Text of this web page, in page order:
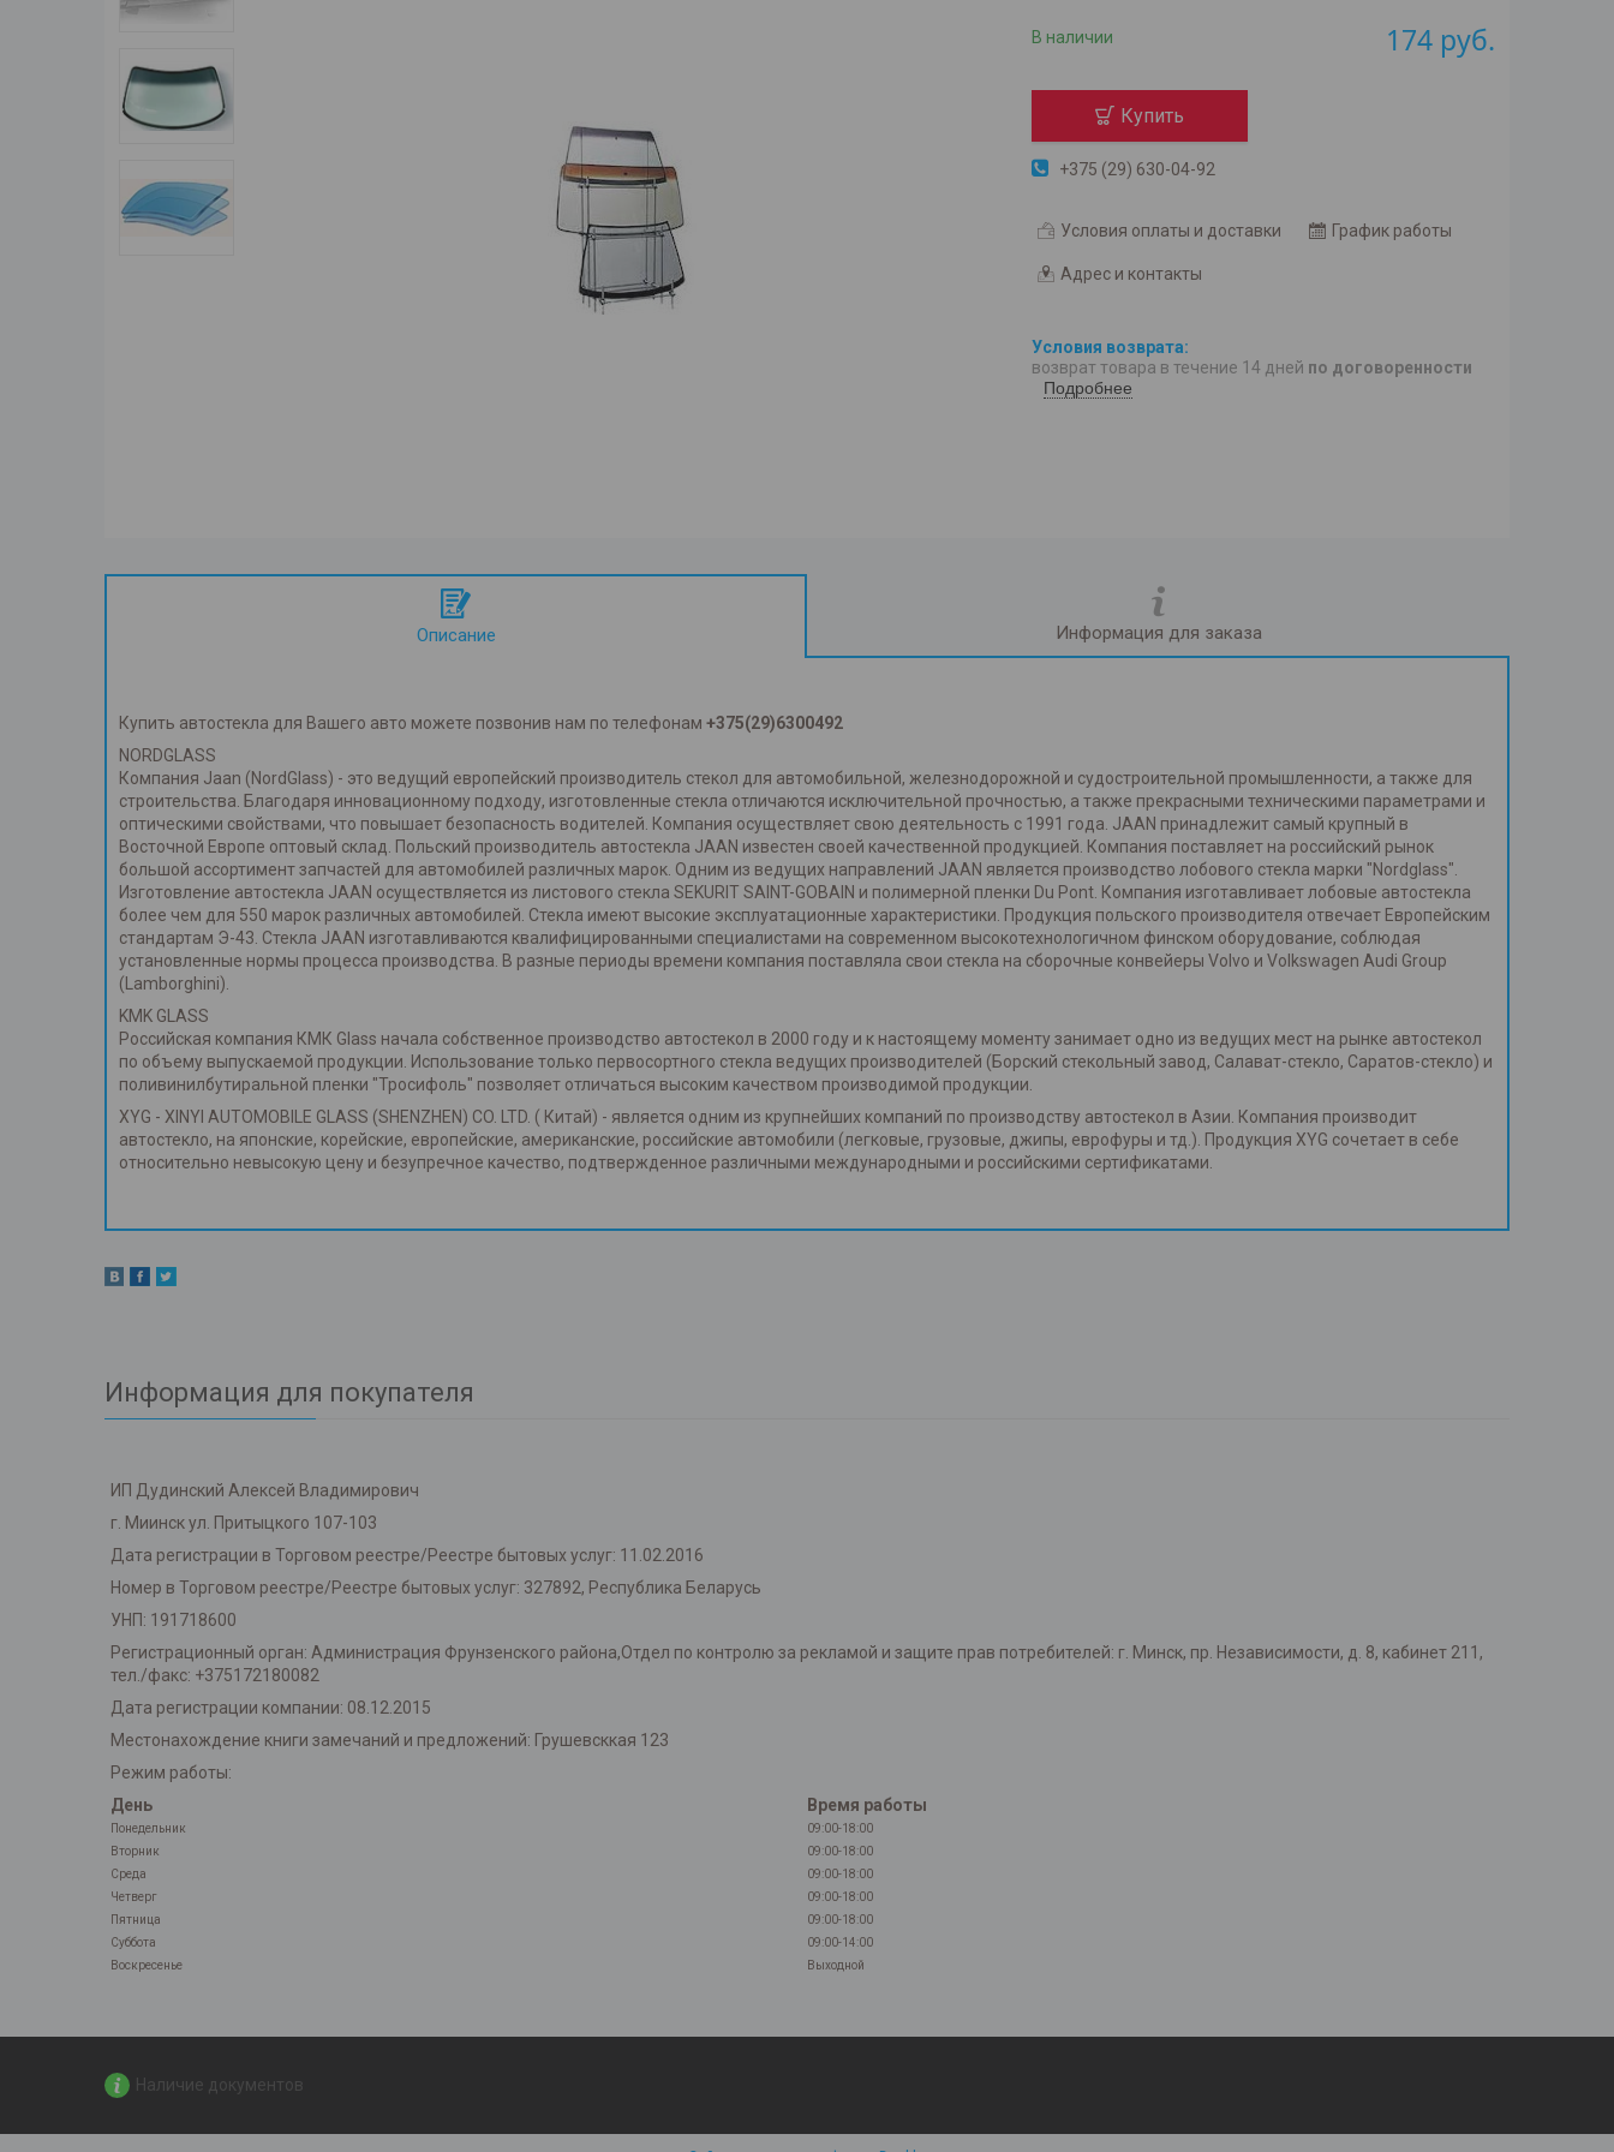
В наличии 174 руб.
Купить
+375 (29) 630-04-92
Условия оплаты и доставки График работы
Адрес и контакты
возврат товара в течение 14 дней по договоренности
Подробнее
Описание Информация для заказа
Купить автостекла для Вашего авто можете позвонив нам по телефонам +375(29)6300492
NORDGLASS
Компания Jaan (NordGlass) - это ведущий европейский производитель стекол для автомобильной, железнодорожной и судостроительной промышленности, а также для
строительства. Благодаря инновационному подходу, изготовленные стекла отличаются исключительной прочностью, а также прекрасными техническими параметрами и
оптическими свойствами, что повышает безопасность водителей. Компания осуществляет свою деятельность с 1991 года. JAAN принадлежит самый крупный в
Восточной Европе оптовый склад. Польский производитель автостекла JAAN известен своей качественной продукцией. Компания поставляет на российский рынок
большой ассортимент запчастей для автомобилей различных марок. Одним из ведущих направлений JAAN является производство лобового стекла марки "Nordglass".
Изготовление автостекла JAAN осуществляется из листового стекла SEKURIT SAINT-GOBAIN и полимерной пленки Du Pont. Компания изготавливает лобовые автостекла
более чем для 550 марок различных автомобилей. Стекла имеют высокие эксплуатационные характеристики. Продукция польского производителя отвечает Европейским
стандартам Э-43. Стекла JAAN изготавливаются квалифицированными специалистами на современном высокотехнологичном финском оборудование, соблюдая
установленные нормы процесса производства. В разные периоды времени компания поставляла свои стекла на сборочные конвейеры Volvo и Volkswagen Audi Group
(Lamborghini).
KMK GLASS
Российская компания КМК Glass начала собственное производство автостекол в 2000 году и к настоящему моменту занимает одно из ведущих мест на рынке автостекол
по объему выпускаемой продукции. Использование только первосортного стекла ведущих производителей (Борский стекольный завод, Салават-стекло, Саратов-стекло) и
поливинилбутиральной пленки "Тросифоль" позволяет отличаться высоким качеством производимой продукции.
XYG - XINYI AUTOMOBILE GLASS (SHENZHEN) CO. LTD. ( Китай) - является одним из крупнейших компаний по производству автостекол в Азии. Компания производит
автостекло, на японские, корейские, европейские, американские, российские автомобили (легковые, грузовые, джипы, еврофуры и тд.). Продукция XYG сочетает в себе
относительно невысокую цену и безупречное качество, подтвержденное различными международными и российскими сертификатами.
Информация для покупателя
ИП Дудинский Алексей Владимирович
г. Миинск ул. Притыцкого 107-103
Дата регистрации в Торговом реестре/Реестре бытовых услуг: 11.02.2016
Номер в Торговом реестре/Реестре бытовых услуг: 327892, Республика Беларусь
УНП: 191718600
Регистрационный орган: Администрация Фрунзенского района,Отдел по контролю за рекламой и защите прав потребителей: г. Минск, пр. Независимости, д. 8, кабинет 211,
тел./факс: +375172180082
Дата регистрации компании: 08.12.2015
Местонахождение книги замечаний и предложений: Грушевсккая 123
Режим работы:
День
Время работы
Понедельник
09:00-18:00
Вторник
09:00-18:00
Среда
09:00-18:00
Четверг
09:00-18:00
Пятница
09:00-18:00
Суббота
09:00-14:00
Воскресенье
Выходной
Наличие документов